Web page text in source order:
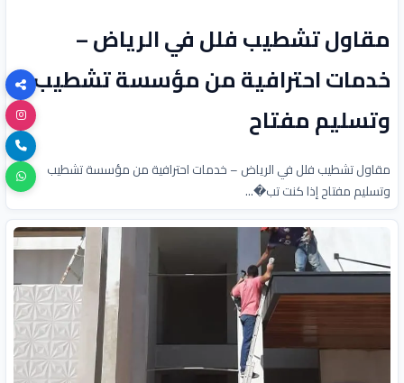
مقاول تشطيب فلل في الرياض –
خدمات احترافية من مؤسسة تشطيب
وتسليم مفتاح
مقاول تشطيب فلل في الرياض – خدمات احترافية من مؤسسة تشطيب
وتسليم مفتاح إذا كنت تب�...